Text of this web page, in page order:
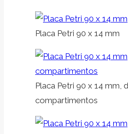
Placa Petri 90 x 14 mm
Placa Petri 90 x 14 mm,
compartimentos